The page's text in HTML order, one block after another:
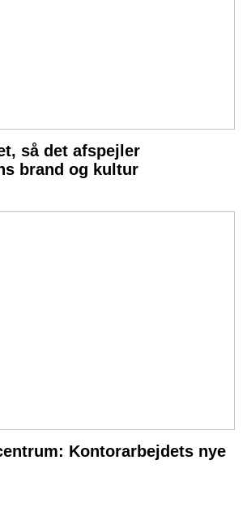
så det afspejler
brand og kultur
Kontorarbejdets nye